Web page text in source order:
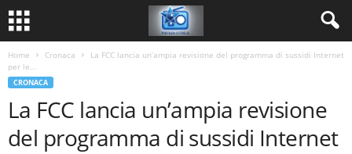
Home Cronaca
La FCC lancia un’ampia revisione del programma di sussidi Internet
per le...
CRONACA
La FCC lancia un’ampia revisione
del programma di sussidi Internet